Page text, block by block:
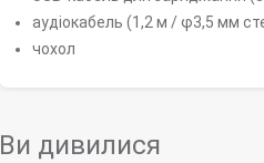
аудіокабель (1,2 м / φ3,5 мм
чохол
Ви дивилися